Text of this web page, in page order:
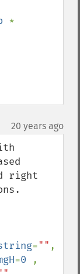
20 years ago
right
=""
=0